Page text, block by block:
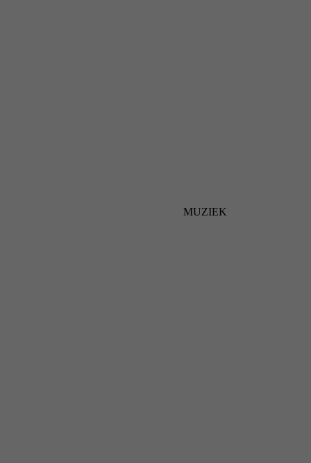
MUZIEK